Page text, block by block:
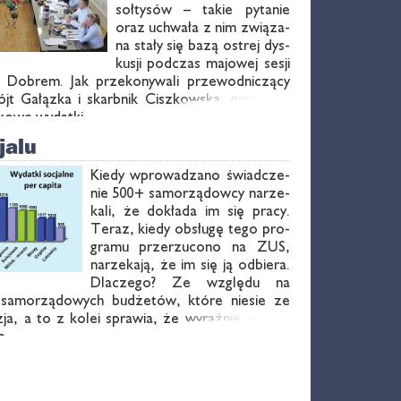
soł­ty­sów – ta­kie py­ta­nie
oraz uchwa­ła z nim zwią­za­
na sta­ły się ba­zą ostrej dys­
ku­sji pod­czas ma­jo­wej se­sji
Do­brem. Jak prze­ko­ny­wa­li prze­wod­ni­czą­cy
Ga­łąz­ka i skarb­nik Cisz­kow­ska, gmi­ny nie
wy­dat­ki, …
Kie­dy wpro­wa­dza­no świad­cze­
nie 500+ sa­mo­rzą­dow­cy na­rze­
ka­li, że do­kła­da im się pra­cy.
Te­raz, kie­dy ob­słu­gę te­go pro­
gra­mu prze­rzu­co­no na ZUS,
na­rze­ka­ją, że im się ją od­bie­ra.
Dla­cze­go? Ze wzglę­du na
bu­dże­tów, któ­re nie­sie ze
a to z ko­lei spra­wia, że wy­raź­nie ogra­ni­
…